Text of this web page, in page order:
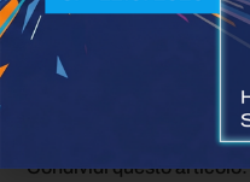
Condividi questo articolo: